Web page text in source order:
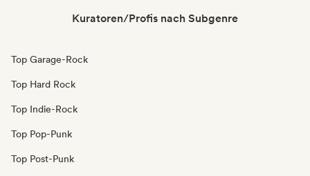
Kuratoren/Profis nach Subgenre
Top Garage-Rock
Top Hard Rock
Top Indie-Rock
Top Pop-Punk
Top Post-Punk